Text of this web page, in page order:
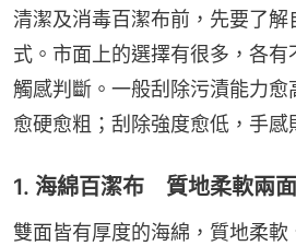
清潔及消毒百潔布前，先要了解
式。市面上的選擇有很多，各
觸感判斷。一般刮除污漬能力愈
愈硬愈粗；刮除強度愈低，手感
1. 海綿百潔布 質地柔軟兩
雙面皆有厚度的海綿，質地柔軟